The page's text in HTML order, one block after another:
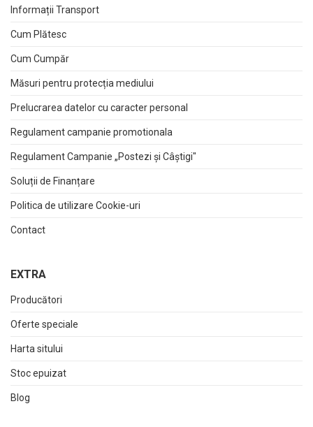
Informații Transport
Cum Plătesc
Cum Cumpăr
Măsuri pentru protecția mediului
Prelucrarea datelor cu caracter personal
Regulament campanie promotionala
Regulament Campanie „Postezi și Câștigi"
Soluții de Finanțare
Politica de utilizare Cookie-uri
Contact
EXTRA
Producători
Oferte speciale
Harta sitului
Stoc epuizat
Blog